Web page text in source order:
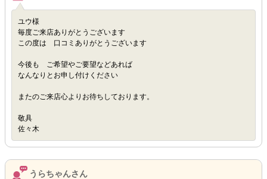
ユウ様
毎度ご来店ありがとうございます
この度は 口コミありがとうございます
今後も ご希望やご要望などあれば
なんなりとお申し付けください
またのご来店心よりお待ちしております。
敬具
佐々木
うらちゃんさん